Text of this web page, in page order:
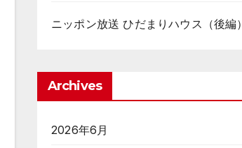
ニッポン放送 ひだまりハウス（後編）
Archives
2026年6月